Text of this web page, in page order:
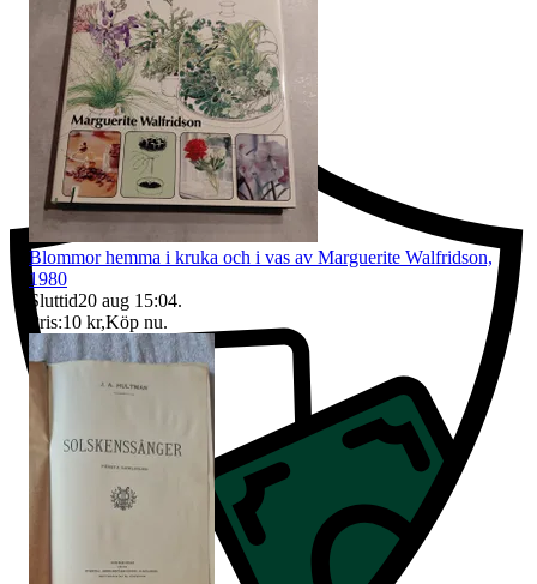
Ersättning om du inte får din vara
Blommor hemma i kruka och i vas av Marguerite Walfridson,
1980
Sluttid20 aug 15:04.
Pris:10 kr,Köp nu.